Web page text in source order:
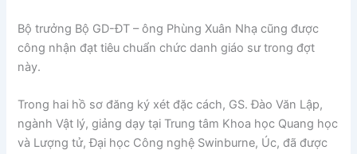
Bộ trưởng Bộ GD-ĐT – ông Phùng Xuân Nhạ cũng được
công nhận đạt tiêu chuẩn chức danh giáo sư trong đợt
này.
Trong hai hồ sơ đăng ký xét đặc cách, GS. Đào Văn Lập,
ngành Vật lý, giảng dạy tại Trung tâm Khoa học Quang học
và Lượng tử, Đại học Công nghệ Swinburne, Úc, đã được